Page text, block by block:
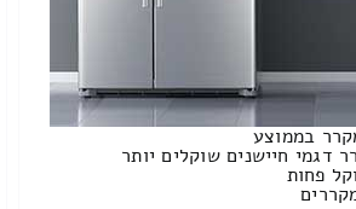
בממוצע
דגמי חיישנים שוקלים יותר
פחות